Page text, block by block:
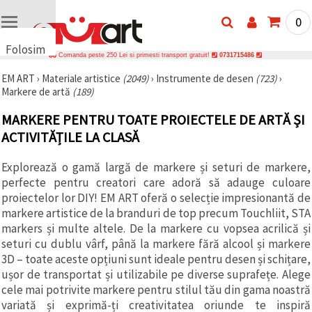
Folosim
uri
🍪 Folosim
și
tehnologii
similare
asigura
funcționarea
corectă a
site-ului,
pentru a vă
îmbunătăți
experiența
și, cu
acordul
dumneavoastră,
pentru a
analiza
traficul și a
0
Comanda peste 250 Lei si primesti transport gratuit! 0731715486
EM ART › Materiale artistice (2049)› Instrumente de desen (723)›
Markere de artă (189)
MARKERE PENTRU TOATE PROIECTELE DE ARTĂ ȘI
ACTIVITĂȚILE LA CLASĂ
Explorează o gamă largă de markere și seturi de markere,
perfecte pentru creatori care adoră să adauge culoare
proiectelor lor DIY! EM ART oferă o selecție impresionantă de
markere artistice de la branduri de top precum Touchliit, STA
markers și multe altele. De la markere cu vopsea acrilică și
seturi cu dublu vârf, până la markere fără alcool și markere
3D – toate aceste opțiuni sunt ideale pentru desen și schițare,
ușor de transportat și utilizabile pe diverse suprafețe. Alege
cele mai potrivite markere pentru stilul tău din gama noastră
variată și exprimă-ți creativitatea oriunde te inspiră